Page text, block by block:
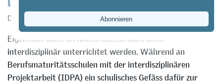
Daniel Fleischmann
Eigentlich sollte an Maturitätsschulen auch
interdisziplinär unterrichtet werden. Während an
Berufsmaturitätsschulen mit der interdisziplinären
Projektarbeit (IDPA) ein schulisches Gefäss dafür zur